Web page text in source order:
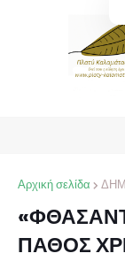
Αρχική σελίδα
ΠΑΘΟΣ